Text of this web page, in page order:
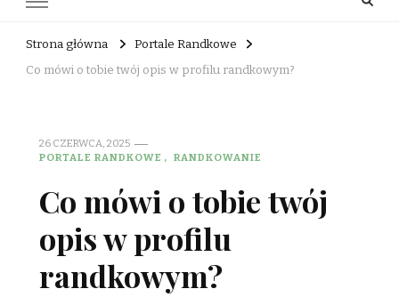
Strona główna
Portale Randkowe
Co mówi o tobie twój opis w profilu randkowym?
26 CZERWCA, 2025
PORTALE RANDKOWE
RANDKOWANIE
Co mówi o tobie twój
opis w profilu
randkowym?